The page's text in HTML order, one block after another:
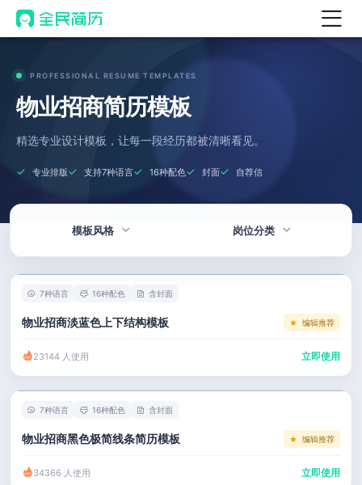
AI 生成简历
AI 优化简历
AI 翻译简历
AI 诊断简历
AI 模拟面试
AI 职场工具 New
简历模板
PROFESSIONAL RESUME TEMPLATES
物业招商简历模板
精选专业设计模板，让每一段经历都被清晰看见。
专业排版 支持7种语言 16种配色 封面 自荐信
模板风格
简洁
应届生
左右分栏
考研复试
岗位分类
产品 / 设计
金融 / 汽车
市场 / 运营
人事 / 行政
7种语言 16种配色 含封面
物业招商淡蓝色上下结构模板 编辑推荐
23144 人使用 立即使用
7种语言 16种配色 含封面
物业招商黑色极简线条简历模板 编辑推荐
34366 人使用 立即使用